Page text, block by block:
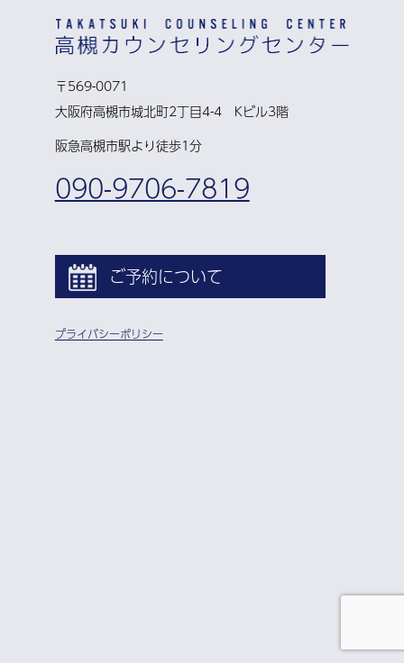
〒569-0071
大阪府高槻市城北町2丁目4-4 Kビル3階
阪急高槻市駅より徒歩1分
090-9706-7819
ご予約について
プライバシーポリシー